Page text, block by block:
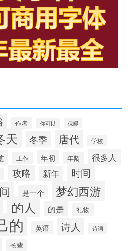
作者 你可以 保暖
天 冬季 唐代 学校
工作 年初 年龄 很多人
攻略 新年 时间
是一个 梦幻西游
的人 的是 礼物
的 英语 诗人 诗词
长辈